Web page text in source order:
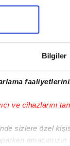
Bilgiler
ve cihazlarını
sizlere özel
tahsis